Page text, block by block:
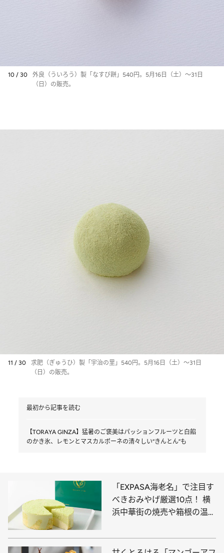
10 / 30
外良（ういろう）製「なすび餅」540円。5月16日（土）～31日
（日）の販売。
11 / 30
求肥（ぎゅうひ）製「宇治の里」540円。5月16日（土）～31日
（日）の販売。
最初から記事を読む
【TORAYA GINZA】猛暑のご褒美はパッションフルーツと白餡
のかき氷、レモンとマスカルポーネの清々しい“きんとん”も
「EXPASA海老名」で注目す
べきおみやげ厳選10点！ 横
浜中華街の焼売や箱根の温泉
手がけるカレーまんやパイ菓
子など必見